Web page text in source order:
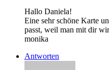
Hallo Daniela!
Eine sehr schöne Karte
passt, weil man mit dir
monika
Antworten